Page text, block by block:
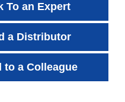
To an Expert
a Distributor
to a Colleague